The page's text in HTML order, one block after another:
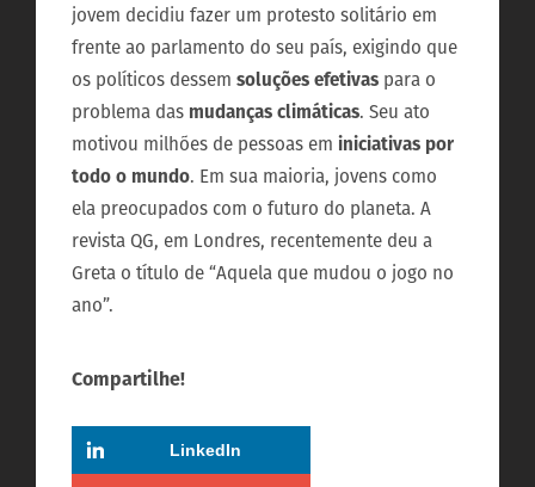
jovem decidiu fazer um protesto solitário em
frente ao parlamento do seu país, exigindo que
os políticos dessem soluções efetivas para o
problema das mudanças climáticas. Seu ato
motivou milhões de pessoas em iniciativas por
todo o mundo. Em sua maioria, jovens como
ela preocupados com o futuro do planeta. A
revista QG, em Londres, recentemente deu a
Greta o título de “Aquela que mudou o jogo no
ano”.
Compartilhe!
LinkedIn